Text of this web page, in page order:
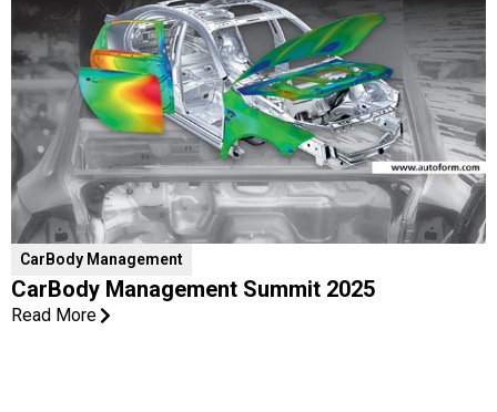
CarBody Management
CarBody Management Summit 2025
Read More